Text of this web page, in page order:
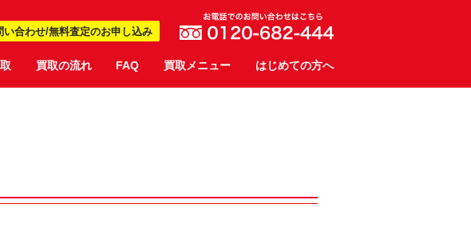
い合わせ/無料査定のお申し込み
買取の流れ FAQ 買取メニュー はじめての方へ